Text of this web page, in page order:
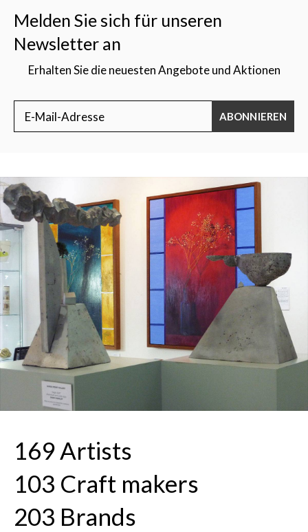
Melden Sie sich für unseren
Newsletter an
Erhalten Sie die neuesten Angebote und Aktionen
ABONNIEREN
169 Artists
103 Craft makers
203 Brands